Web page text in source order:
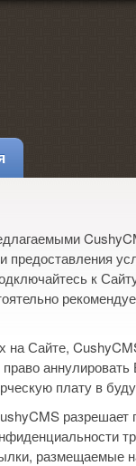
к
Сайте,
плату в
разрешает
размещаемые